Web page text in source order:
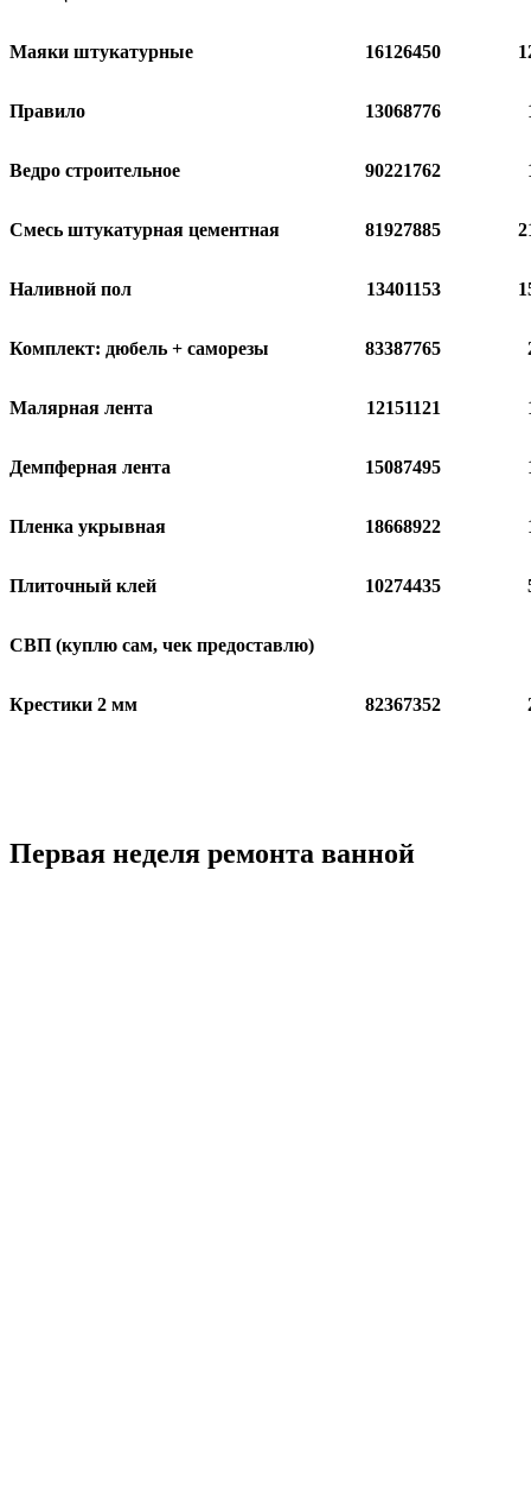
Маяки штукатурные 16126450
Правило 13068776
Ведро строительное 90221762
Смесь штукатурная цементная 81927885
Наливной пол 13401153
Комплект: дюбель + саморезы 83387765
Малярная лента 12151121
Демпферная лента 15087495
Пленка укрывная 18668922
Плиточный клей 10274435
СВП (куплю сам, чек предоставлю)
Крестики 2 мм 82367352
Первая неделя ремонта ванной